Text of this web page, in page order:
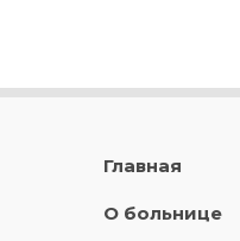
Главная
О больнице